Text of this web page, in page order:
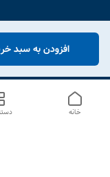
افزودن به سبد
خانه